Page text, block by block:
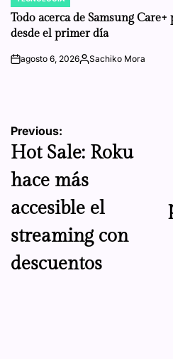
POSTED
IN
Todo acerca de Samsung
desde el primer día
onagosto 6, 2026Posted
Sachiko Mora
Navegación
de
entradas
Previous:
Hot Sale: Roku
hace más
accesible el
streaming con
descuentos